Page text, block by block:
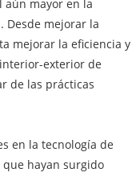
aún mayor en la
Desde mejorar la
mejorar la eficiencia y
exterior de
de las prácticas
en la tecnología de
hayan surgido